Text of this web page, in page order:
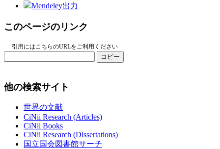
Mendeley出力
このページのリンク
引用にはこちらのURLをご利用ください
コピー
他の検索サイト
世界の文献
CiNii Research (Articles)
CiNii Books
CiNii Research (Dissertations)
国立国会図書館サーチ